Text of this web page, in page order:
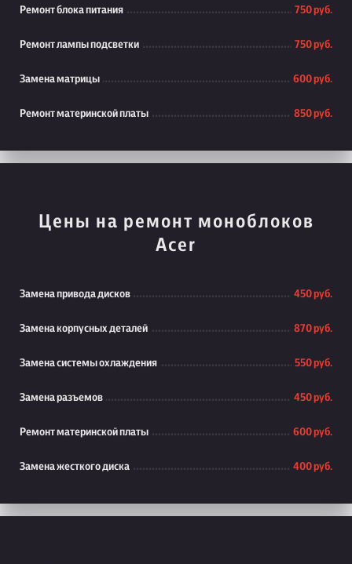
Ремонт блока питания 750 руб.
Ремонт лампы подсветки 750 руб.
Замена матрицы 600 руб.
Ремонт материнской платы 850 руб.
Цены на ремонт моноблоков
Acer
Замена привода дисков 450 руб.
Замена корпусных деталей 870 руб.
Замена системы охлаждения 550 руб.
Замена разъемов 450 руб.
Ремонт материнской платы 600 руб.
Замена жесткого диска 400 руб.